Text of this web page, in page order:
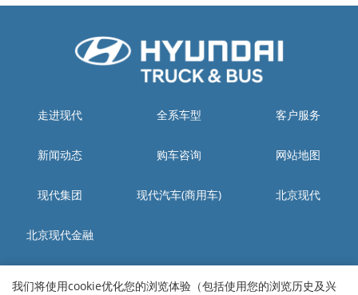
走进现代 全系车型 客户服务
新闻动态 购车咨询 网站地图
现代集团 现代汽车(商用车) 北京现代
北京现代金融
我们将使用cookie优化您的浏览体验（包括使用您的浏览历史及兴